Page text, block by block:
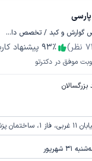
پارسی
فوق تخصص گوارش و کبد / تخصص داخلی
71 نظر) 93٪
پیشنهاد
موفق در دکترتو
نور، طبقه 5
31 شهریور